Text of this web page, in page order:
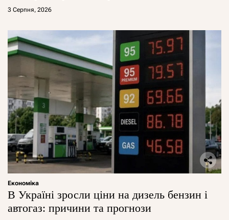
3 Серпня, 2026
Економіка
В Україні зросли ціни на дизель бензин і
автогаз: причини та прогнози